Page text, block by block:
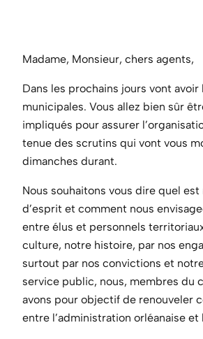
Madame, Monsieur, chers agents,
Dans les prochains jours vont
municipales. Vous allez bien sûr
impliqués pour assurer
tenue des scrutins qui vont vous
dimanches durant.
Nous souhaitons vous dire quel
d’esprit et comment nous
entre élus et personnels
culture, notre histoire, par nos
surtout par nos convictions et
service public, nous, membres du
avons pour objectif de renouveler
entre l’administration orléanaise et